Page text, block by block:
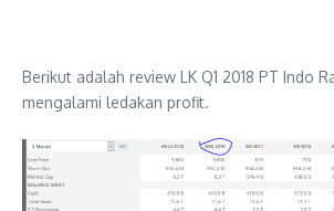
Berikut adalah review LK Q1 2018 PT Indo
mengalami ledakan profit.